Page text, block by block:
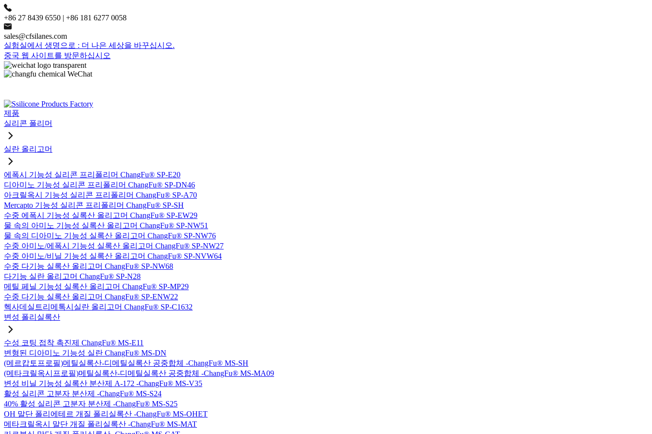
+86 27 8439 6550 | +86 181 6277 0058
sales@cfsilanes.com
실험실에서 생명으로 : 더 나은 세상을 바꾸십시오.
중국 웹 사이트를 방문하십시오
제품
실리콘 폴리머
실란 올리고머
에폭시 기능성 실리콘 프리폴리머 ChangFu® SP-E20
디아미노 기능성 실리콘 프리폴리머 ChangFu® SP-DN46
아크릴옥시 기능성 실리콘 프리폴리머 ChangFu® SP-A70
Mercapto 기능성 실리콘 프리폴리머 ChangFu® SP-SH
수중 에폭시 기능성 실록산 올리고머 ChangFu® SP-EW29
물 속의 아미노 기능성 실록산 올리고머 ChangFu® SP-NW51
물 속의 디아미노 기능성 실록산 올리고머 ChangFu® SP-NW76
수중 아미노/에폭시 기능성 실록산 올리고머 ChangFu® SP-NW27
수중 아미노/비닐 기능성 실록산 올리고머 ChangFu® SP-NVW64
수중 다기능 실록산 올리고머 ChangFu® SP-NW68
다기능 실란 올리고머 ChangFu® SP-N28
메틸 페닐 기능성 실록산 올리고머 ChangFu® SP-MP29
수중 다기능 실록산 올리고머 ChangFu® SP-ENW22
헥사데실트리메톡시실란 올리고머 ChangFu® SP-C1632
변성 폴리실록산
수성 코팅 접착 촉진제 ChangFu® MS-E11
변형된 디아미노 기능성 실란 ChangFu® MS-DN
(메르캅토프로필)메틸실록산-디메틸실록산 공중합체 -ChangFu® MS-SH
(메타크릴옥시프로필)메틸실록산-디메틸실록산 공중합체 -ChangFu® MS-MA09
변성 비닐 기능성 실록산 분산제 A-172 -ChangFu® MS-V35
활성 실리콘 고분자 분산제 -ChangFu® MS-S24
40% 활성 실리콘 고분자 분산제 -ChangFu® MS-S25
OH 말단 폴리에테르 개질 폴리실록산 -ChangFu® MS-OHET
메타크릴옥시 말단 개질 폴리실록산 -ChangFu® MS-MAT